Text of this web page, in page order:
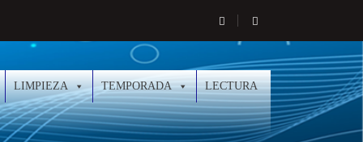
LIMPIEZA TEMPORADA LECTURA